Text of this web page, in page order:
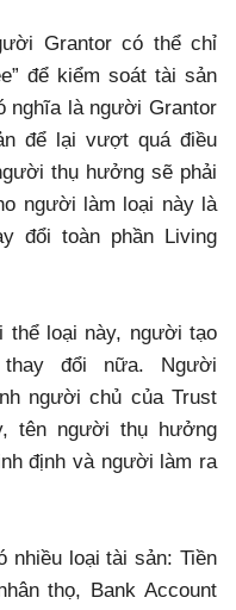
Grantor có thể chỉ
để kiểm soát tài sản
nghĩa là người Grantor
để lại vượt quá điều
thụ hưởng sẽ phải
người làm loại này là
đổi toàn phần Living
thể loại này, người tạo
đổi nữa. Người
người chủ của Trust
tên người thụ hưởng
định và người làm ra
nhiều loại tài sản: Tiền
thọ, Bank Account